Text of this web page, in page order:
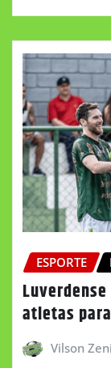
ESPORTE
atletas
Vilson Zeni